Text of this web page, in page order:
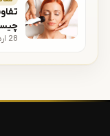
28 اردیبهشت 1405